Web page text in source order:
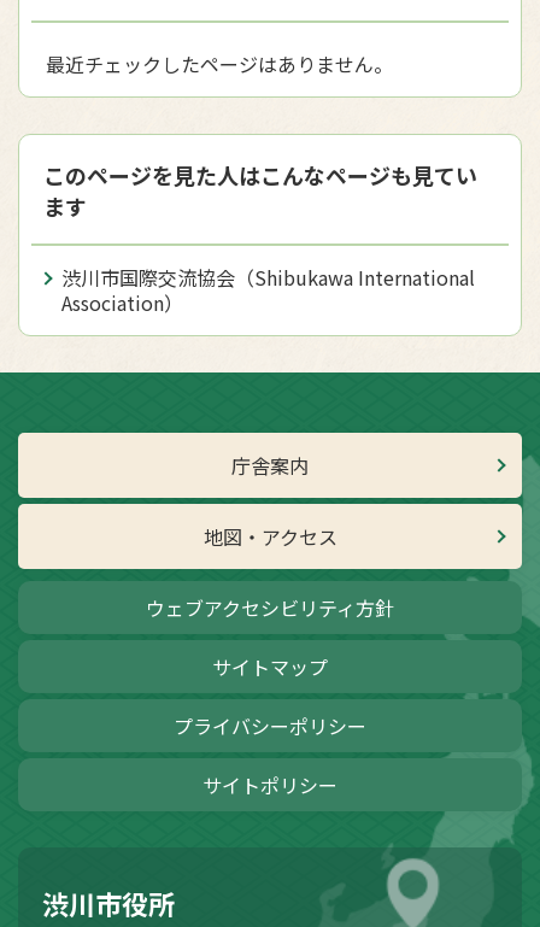
最近チェックしたページはありません。
このページを見た人はこんなページも見てい
ます
渋川市国際交流協会（Shibukawa International
Association）
庁舎案内
地図・アクセス
ウェブアクセシビリティ方針
サイトマップ
プライバシーポリシー
サイトポリシー
渋川市役所